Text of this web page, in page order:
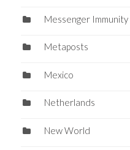
Messenger Immunity
Metaposts
Mexico
Netherlands
New World